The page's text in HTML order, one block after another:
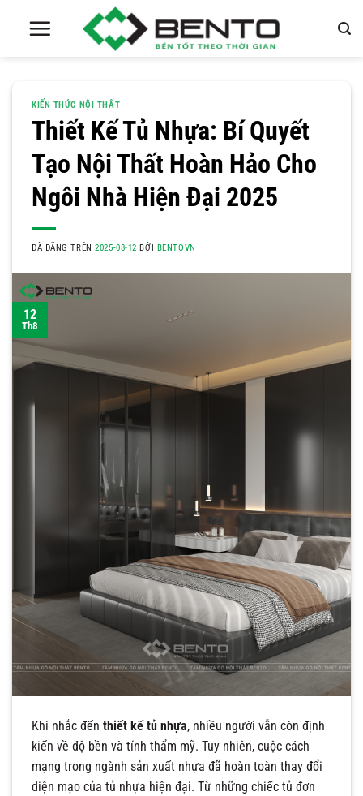
KIẾN THỨC NỘI THẤT
Thiết Kế Tủ Nhựa: Bí Quyết
Tạo Nội Thất Hoàn Hảo Cho
Ngôi Nhà Hiện Đại 2025
ĐÃ ĐĂNG TRÊN2025-08-12 BỞI BENTOVN
12
Th8
Khi nhắc đến thiết kế tủ nhựa, nhiều người vẫn còn định
kiến về độ bền và tính thẩm mỹ. Tuy nhiên, cuộc cách
mạng trong ngành sản xuất nhựa đã hoàn toàn thay đổi
diện mạo của tủ nhựa hiện đại. Từ những chiếc tủ đơn